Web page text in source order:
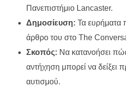
Πανεπιστήμιο Lancaster.
Δημοσίευση: Τα ευρήματα
άρθρο του στο The
Σκοπός: Να κατανοήσει
αντήχηση μπορεί να δείξει
αυτισμού.